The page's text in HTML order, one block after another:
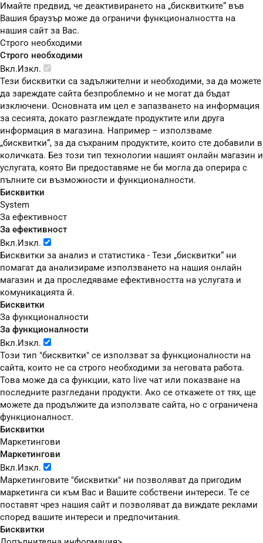
Имайте предвид, че деактивирането на „бисквитките“ във
Вашия браузър може да ограничи функционалността на
нашия сайт за Вас.
Строго необходими
Строго необходими
Вкл.Изкл.
Тези бисквитки са задължителни и необходими, за да можете
да зареждате сайта безпроблемно и не могат да бъдат
изключени. Основната им цел е запазването на информация
за сесията, докато разглеждате продуктите или друга
информация в магазина. Например – използваме
„бисквитки“, за да съхраним продуктите, които сте добавили в
количката. Без този тип технологии нашият онлайн магазин и
услугата, която Ви предоставяме не би могла да оперира с
пълните си възможности и функционалности.
Бисквитки
System
За ефективност
За ефективност
Вкл.Изкл.
Бисквитки за анализ и статистика - Тези „бисквитки“ ни
помагат да анализираме използването на нашия онлайн
магазин и да проследяваме ефективността на услугата и
комуникацията й.
Бисквитки
За функционалности
За функционалности
Вкл.Изкл.
Този тип "бисквитки" се използват за функционалности на
сайта, които не са строго необходими за неговата работа.
Това може да са функции, като live чат или показване на
последните разгледани продукти. Ако се откажете от тях, ще
можете да продължите да използвате сайта, но с ограничена
функционалност.
Бисквитки
Маркетингови
Маркетингови
Вкл.Изкл.
Маркетинговите "бисквитки" ни позволяват да пригодим
маркетинга си към Вас и Вашите собствени интереси. Те се
поставят чрез нашия сайт и позволяват да виждате реклами
според вашите интереси и предпочитания.
Бисквитки